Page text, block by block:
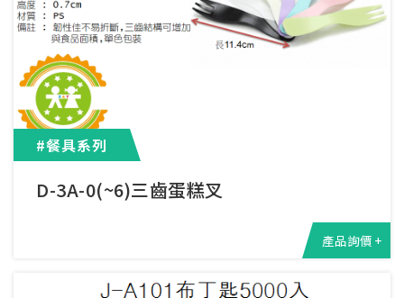
#餐具系列
D-3A-0(~6)三齒蛋糕叉
產品詢價 +